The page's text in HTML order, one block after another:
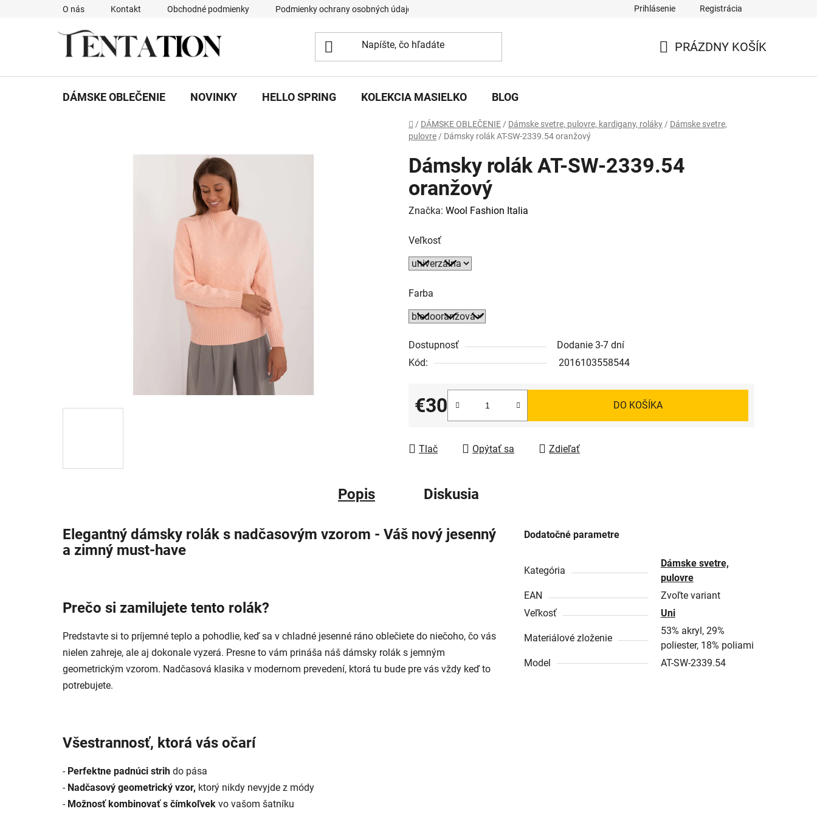
O nás Kontakt Obchodné podmienky Podmienky ochrany osobných údajov Prihlásenie Registrácia
PRÁZDNY KOŠÍK
DÁMSKE OBLEČENIE NOVINKY HELLO SPRING KOLEKCIA MASIELKO BLOG
Domov
/ DÁMSKE OBLEČENIE / Dámske svetre, pulovre, kardigany, roláky / Dámske svetre,
pulovre / Dámsky rolák AT-SW-2339.54 oranžový
Dámsky rolák AT-SW-2339.54
oranžový
Značka: Wool Fashion Italia
Veľkosť
Farba
Dostupnosť
Dodanie 3-7 dní
Kód:
2016103558544
€30
Jednotková cena:
DO KOŠÍKA
Tlač Opýtať sa Zdieľať
Popis Diskusia
Elegantný dámsky rolák s nadčasovým vzorom - Váš nový jesenný
a zimný must-have
Prečo si zamilujete tento rolák?
Predstavte si to príjemné teplo a pohodlie, keď sa v chladné jesenné ráno oblečiete do niečoho, čo vás
nielen zahreje, ale aj dokonale vyzerá. Presne to vám prináša náš dámsky rolák s jemným
geometrickým vzorom. Nadčasová klasika v modernom prevedení, ktorá tu bude pre vás vždy keď to
potrebujete.
Všestrannosť, ktorá vás očarí
-Perfektne padnúci strih do pása
- Nadčasový geometrický vzor, ktorý nikdy nevyjde z módy
-Možnosť kombinovať s čímkoľvek vo vašom šatníku
Dodatočné parametre
Kategória
Dámske svetre,
pulovre
EAN
Zvoľte variant
Veľkosť
Uni
Materiálové zloženie
53% akryl, 29%
poliester, 18% poliami
Model
AT-SW-2339.54